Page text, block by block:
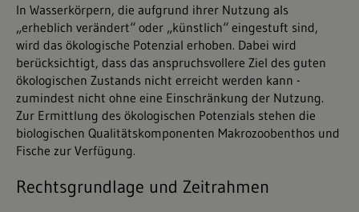
In Wasserkörpern, die aufgrund ihrer Nutzung als
„erheblich verändert“ oder „künstlich“ eingestuft sind,
wird das ökologische Potenzial erhoben. Dabei wird
berücksichtigt, dass das anspruchsvollere Ziel des guten
ökologischen Zustands nicht erreicht werden kann -
zumindest nicht ohne eine Einschränkung der Nutzung.
Zur Ermittlung des ökologischen Potenzials stehen die
biologischen Qualitätskomponenten Makrozoobenthos und
Fische zur Verfügung.
Rechtsgrundlage und Zeitrahmen